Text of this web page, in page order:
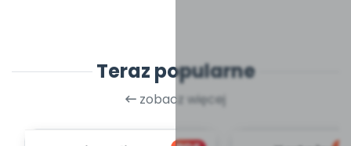
Teraz popularne
zobacz więcej